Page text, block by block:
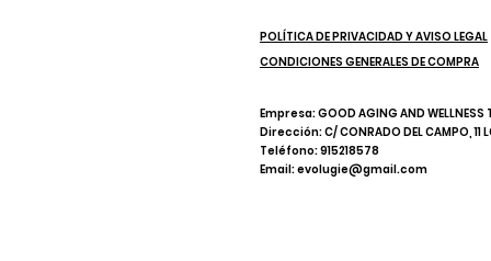
POLÍTICA DE PRIVACIDAD Y AVISO LEGAL
CONDICIONES GENERALES DE COMPRA
Empresa: GOOD AGING AND WELLNESS
Dirección: C/ CONRADO DEL CAMPO,
Teléfono: 915218578
Email: evolugie@gmail.com